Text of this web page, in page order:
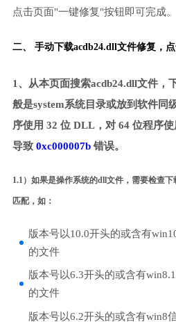
点击页面"一键修复"按钮即可完成。
二、 手动下载acdb24.dll文件修复，
1、从本页面搜索acdb24.dll文件，
般是system系统目录或放到软件同
序使用 32 位 DLL，对 64 位程序
导致 0xc000007b错误。
1.1）如果是操作系统的dll文件，需要检查
匹配，如：
版本号以10.0开头的或含有
的文件
版本号以6.3开头的或含有
的文件
版本号以6.2开头的或含有win8